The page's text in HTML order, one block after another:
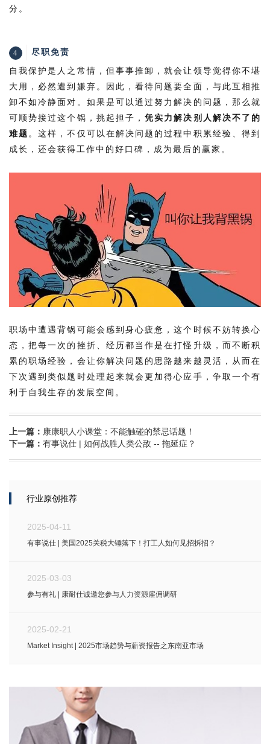
分。
4 尽职免责
自我保护是人之常情，但事事推卸，就会让领导觉得你不堪
大用，必然遭到嫌弃。
因此，看待问题要全面，与此互相推
卸不如冷静面对。 如果是可以通过努力解决的问题，那么就
可顺势接过这个锅，挑起担子，凭实力解决别人解决不了的
难题 。这样，不仅可以在解决问题的过程中积累经验、得到
成长，还会获得工作中的好口碑，成为最后的赢家。
职场中遭遇背锅可能会感到身心疲惫，这个时候不妨转换心
态，把每一次的挫折、经历都当作是在打怪升级，而不断积
累的职场经验，会让你解决问题的思路越来越灵活，从而在
下次遇到类似题时处理起来就会更加得心应手， 争取一个有
利于自我生存的发展空间。
上一篇： 康康职人小课堂：不能触碰的禁忌话题！
下一篇： 有事说仕 | 如何战胜人类公敌 -- 拖延症？
行业原创推荐
2025-04-11
有事说仕 | 美国2025关税大锤落下！打工人如何见招拆招？
2025-03-03
参与有礼 | 康耐仕诚邀您参与人力资源雇佣调研
2025-02-21
Market Insight | 2025市场趋势与薪资报告之东南亚市场